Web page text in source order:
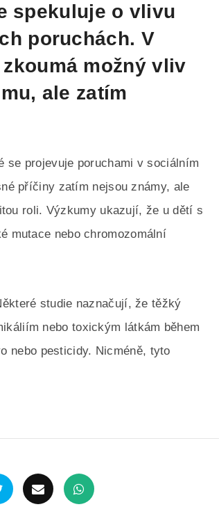
spekuluje o vlivu
poruchách. V
možný vliv
ale zatím
se projevuje poruchami v sociálním
příčiny zatím nejsou známy, ale
roli. Výzkumy ukazují, že u dětí s
mutace nebo chromozomální
studie naznačují, že těžký
nebo toxickým látkám během
nebo pesticidy. Nicméně, tyto